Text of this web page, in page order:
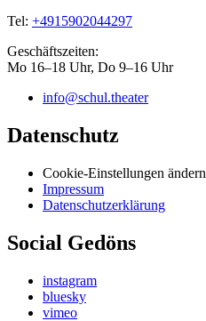
Tel: +4915902044297
Geschäftszeiten:
Mo 16–18 Uhr, Do 9–16 Uhr
info@schul.theater
Datenschutz
Cookie-Einstellungen ändern
Impressum
Datenschutzerklärung
Social Gedöns
instagram
bluesky
vimeo